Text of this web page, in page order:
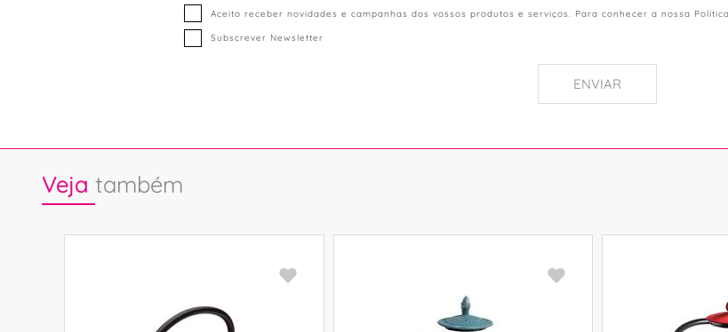
Aceito receber novidades e campanhas dos vossos produtos e serviços. Para conhecer a nossa
Subscrever Newsletter
ENVIAR
Veja também